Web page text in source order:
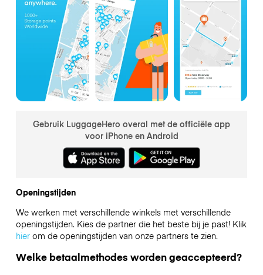
Gebruik LuggageHero overal met de officiële app
voor iPhone en Android
Openingstijden
We werken met verschillende winkels met verschillende
openingstijden. Kies de partner die het beste bij je past! Klik
hierom de openingstijden van onze partners te zien.
Welke betaalmethodes worden geaccepteerd?